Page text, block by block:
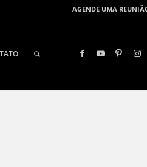
AGENDE UMA